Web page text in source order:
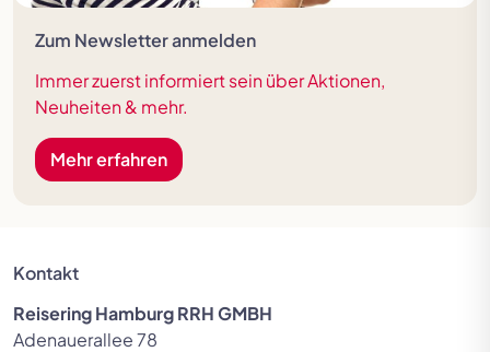
Zum Newsletter anmelden
Immer zuerst informiert sein über Aktionen,
Neuheiten & mehr.
Mehr erfahren
Kontakt
Reisering Hamburg RRH GMBH
Adenauerallee 78